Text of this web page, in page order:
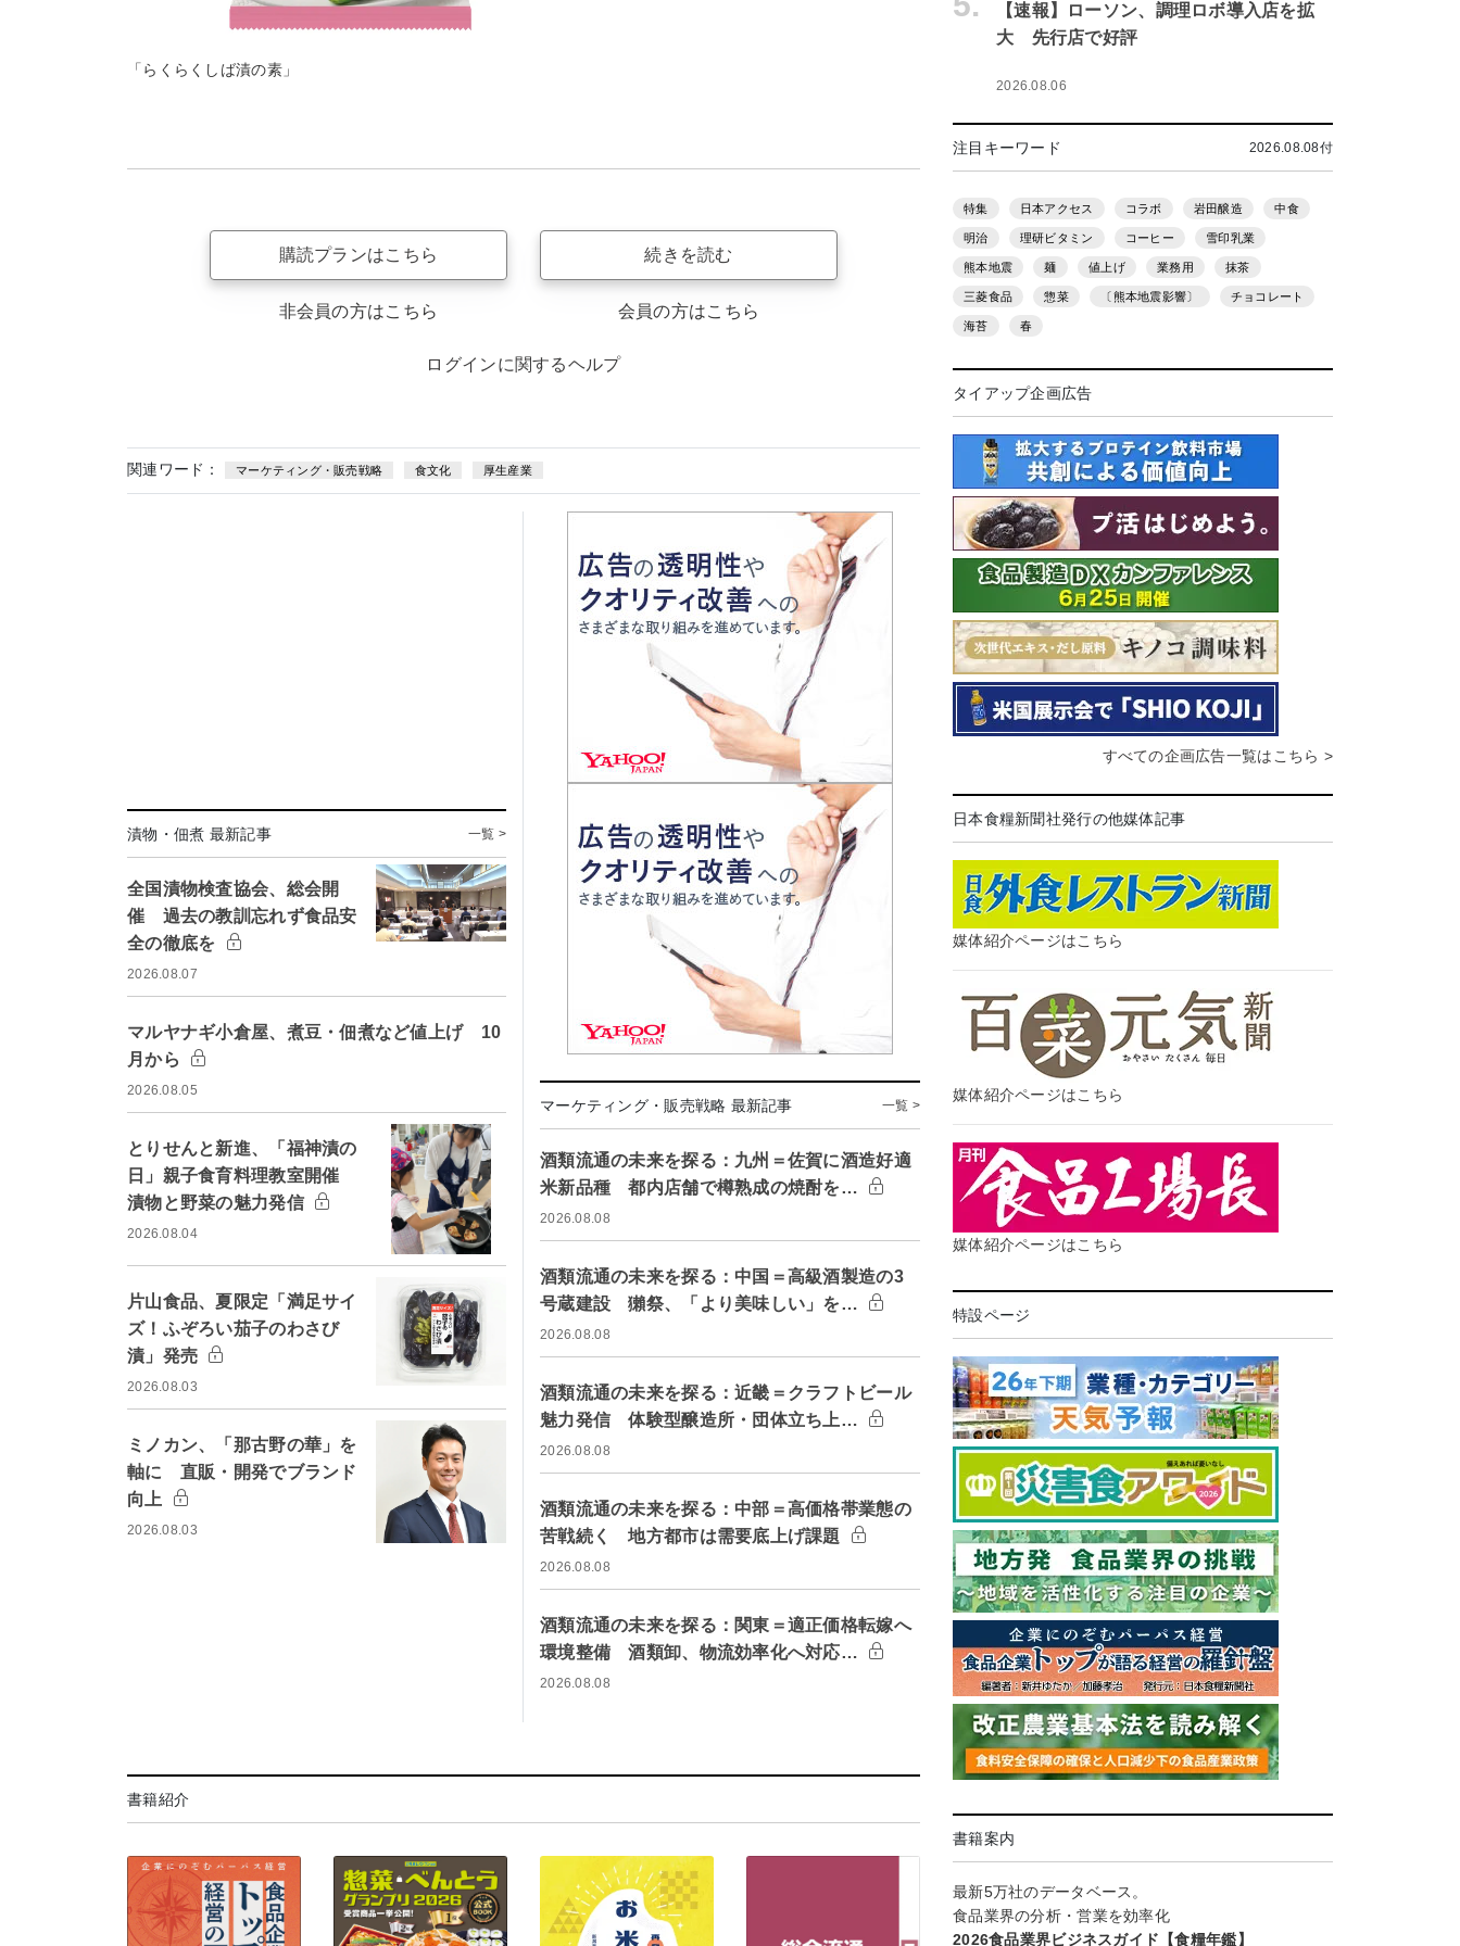
「らくらくしば漬の素」
購読プランはこちら
非会員の方はこちら
続きを読む
会員の方はこちら
ログインに関するヘルプ
関連ワード： マーケティング・販売戦略 食文化 厚生産業
漬物・佃煮 最新記事 一覧 >
全国漬物検査協会、総会開
催 過去の教訓忘れず食品安
全の徹底を
2026.08.07
マルヤナギ小倉屋、煮豆・佃煮など値上げ 10
月から
2026.08.05
とりせんと新進、「福神漬の
日」親子食育料理教室開催
漬物と野菜の魅力発信
2026.08.04
片山食品、夏限定「満足サイ
ズ！ふぞろい茄子のわさび
漬」発売
2026.08.03
ミノカン、「那古野の華」を
軸に 直販・開発でブランド
向上
2026.08.03
マーケティング・販売戦略 最新記事 一覧 >
酒類流通の未来を探る：九州＝佐賀に酒造好適
米新品種 都内店舗で樽熟成の焼酎を…
2026.08.08
酒類流通の未来を探る：中国＝高級酒製造の3
号蔵建設 獺祭、「より美味しい」を…
2026.08.08
酒類流通の未来を探る：近畿＝クラフトビール
魅力発信 体験型醸造所・団体立ち上…
2026.08.08
酒類流通の未来を探る：中部＝高価格帯業態の
苦戦続く 地方都市は需要底上げ課題
2026.08.08
酒類流通の未来を探る：関東＝適正価格転嫁へ
環境整備 酒類卸、物流効率化へ対応…
2026.08.08
書籍紹介
【速報】ローソン、調理ロボ導入店を拡
大 先行店で好評
2026.08.06
注目キーワード 2026.08.08付
特集 日本アクセス コラボ 岩田醸造 中食
明治 理研ビタミン コーヒー 雪印乳業
熊本地震 麺 値上げ 業務用 抹茶
三菱食品 惣菜 〔熊本地震影響〕 チョコレート
海苔 春
タイアップ企画広告
すべての企画広告一覧はこちら >
日本食糧新聞社発行の他媒体記事
媒体紹介ページはこちら
媒体紹介ページはこちら
媒体紹介ページはこちら
特設ページ
書籍案内
最新5万社のデータベース。
食品業界の分析・営業を効率化
2026食品業界ビジネスガイド【食糧年鑑】